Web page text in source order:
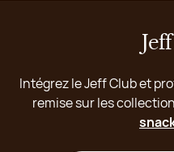
Intégrez le Jeff Club et
remise sur les